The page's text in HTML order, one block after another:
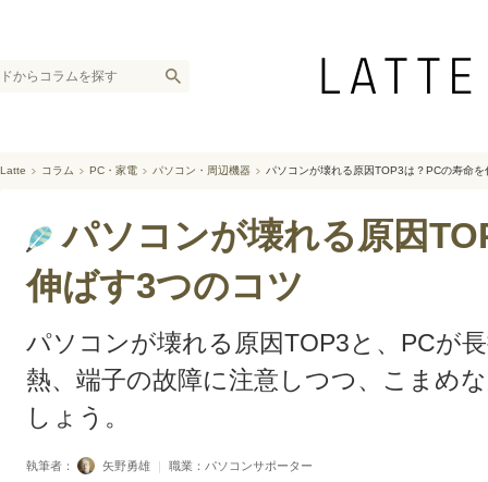
Latte コラム PC・家電 パソコン・周辺機器 パソコンが壊れる原因TOP3は？PCの寿命
パソコンが壊れる原因
伸ばす3つのコツ
パソコンが壊れる原因TOP3と、PCが
熱、端子の故障に注意しつつ、こまめ
しょう。
執筆者： 矢野勇雄 ｜ 職業：パソコンサポーター